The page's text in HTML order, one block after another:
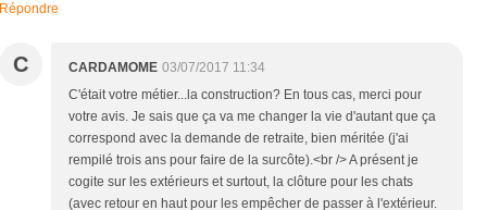
Répondre
C CARDAMOME 03/07/2017 11:34
C'était votre métier...la construction? En tous cas, merci pour
votre avis. Je sais que ça va me changer la vie d'autant que ça
correspond avec la demande de retraite, bien méritée (j'ai
rempilé trois ans pour faire de la surcôte).<br /> A présent je
cogite sur les extérieurs et surtout, la clôture pour les chats
(avec retour en haut pour les empêcher de passer à l'extérieur.